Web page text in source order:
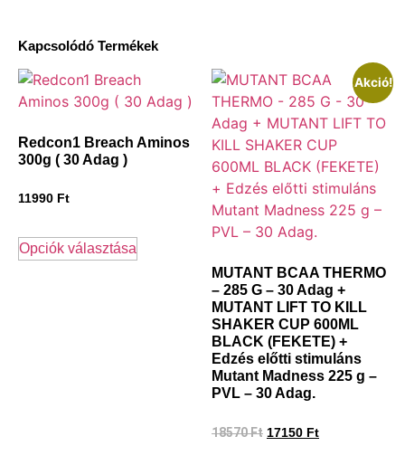
Kapcsolódó Termékek
Redcon1 Breach Aminos
300g ( 30 Adag )
11990 Ft
Opciók választása
Akció!
MUTANT BCAA THERMO
– 285 G – 30 Adag +
MUTANT LIFT TO KILL
SHAKER CUP 600ML
BLACK (FEKETE) +
Edzés előtti stimuláns
Mutant Madness 225 g –
PVL – 30 Adag.
18570Ft 17150 Ft